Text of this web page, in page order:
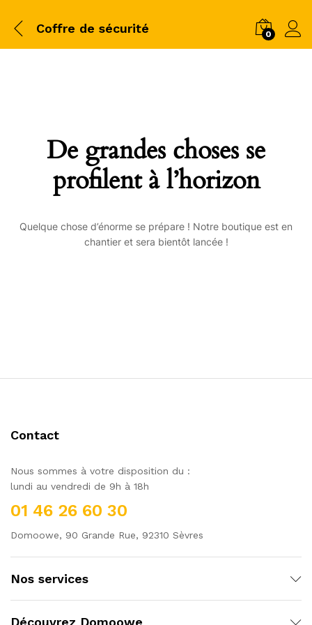
Coffre de sécurité 0
De grandes choses se
profilent à l’horizon
Quelque chose d’énorme se prépare ! Notre boutique est en
chantier et sera bientôt lancée !
Contact
Nous sommes à votre disposition du :
lundi au vendredi de 9h à 18h
01 46 26 60 30
Domoowe, 90 Grande Rue, 92310 Sèvres
Nos services
Découvrez Domoowe